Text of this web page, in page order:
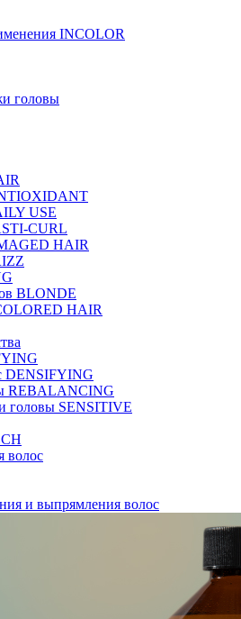
INCOLOR
головы
USE
CURL
HAIR
BLONDE
HAIR
DENSIFYING
REBALANCING
головы SENSITIVE
волос
и выпрямления волос